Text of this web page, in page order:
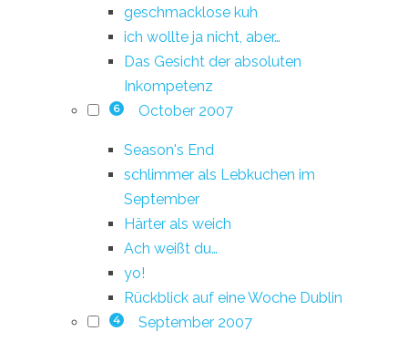
geschmacklose kuh
ich wollte ja nicht, aber…
Das Gesicht der absoluten
Inkompetenz
6 October 2007
Season's End
schlimmer als Lebkuchen im
September
Härter als weich
Ach weißt du…
yo!
Rückblick auf eine Woche Dublin
4 September 2007